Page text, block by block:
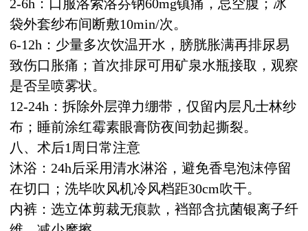
2-6h：口服洛索洛芬钠60mg镇痛，忌空腹；冰
袋外套纱布间断敷10min/次。
6-12h：少量多次饮温开水，膀胱胀满再排尿易
致伤口胀痛；首次排尿可用矿泉水瓶接取，观察
是否呈喷雾状。
12-24h：拆除外层弹力绷带，仅留内层凡士林纱
布；睡前涂红霉素眼膏防夜间勃起撕裂。
八、术后1周日常注意
沐浴：24h后采用清水淋浴，避免香皂泡沫停留
在切口；洗毕吹风机冷风档距30cm吹干。
内裤：选立体剪裁无痕款，裆部含抗菌银离子纤